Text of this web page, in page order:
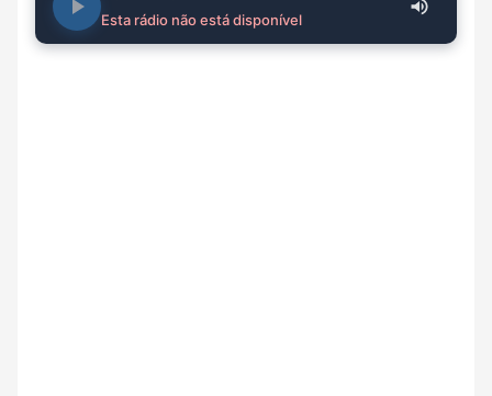
Esta rádio não está disponível